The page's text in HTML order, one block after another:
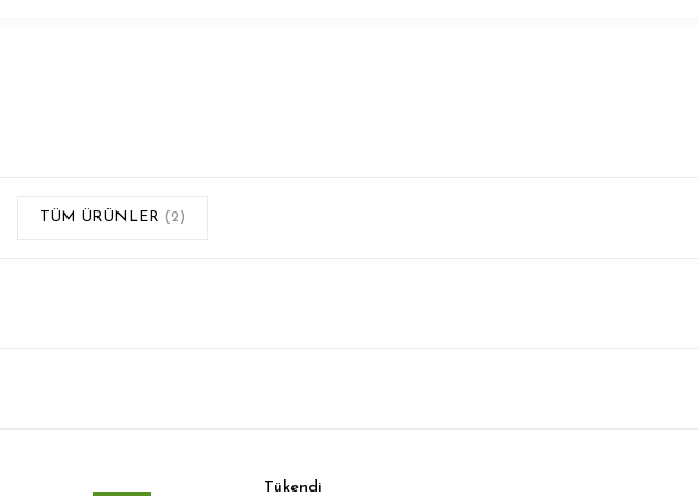
TÜM ÜRÜNLER (2)
Tükendi